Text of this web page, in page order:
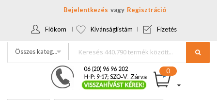
Bejelentkezés Regisztráció
Fiókom Kívánságlistám Fizetés
Összes kategória